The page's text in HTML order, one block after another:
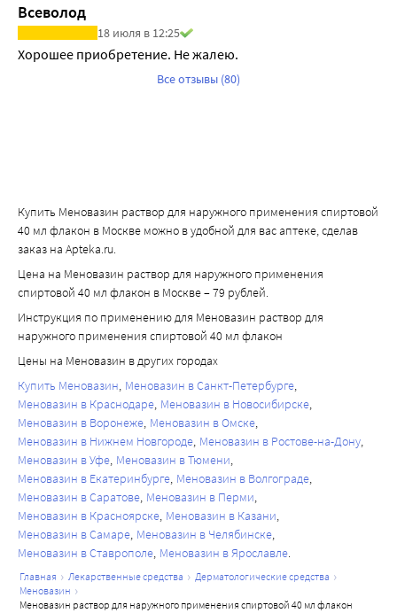
Всеволод
18 июля в 12:25
Хорошее приобретение. Не жалею.
Все отзывы (80)
Купить Меновазин раствор для наружного применения спиртовой
40 мл флакон в Москве можно в удобной для вас аптеке, сделав
заказ на Apteka.ru.
Цена на Меновазин раствор для наружного применения
спиртовой 40 мл флакон в Москве – 79 рублей.
Инструкция по применению для Меновазин раствор для
наружного применения спиртовой 40 мл флакон
Цены на Меновазин в других городах
Купить Меновазин Меновазин в Санкт-Петербурге
Меновазин в Краснодаре Меновазин в Новосибирске
Меновазин в Воронеже Меновазин в Омске
Меновазин в Нижнем Новгороде Меновазин в Ростове-на-Дону
Меновазин в Уфе Меновазин в Тюмени
Меновазин в Екатеринбурге Меновазин в Волгограде
Меновазин в Саратове Меновазин в Перми
Меновазин в Красноярске Меновазин в Казани
Меновазин в Самаре Меновазин в Челябинске
Меновазин в Ставрополе Меновазин в Ярославле
главная лекарственные средства
дерматологические средства
меновазин
меновазин раствор для наружного применения спиртовой 40 мл флакон